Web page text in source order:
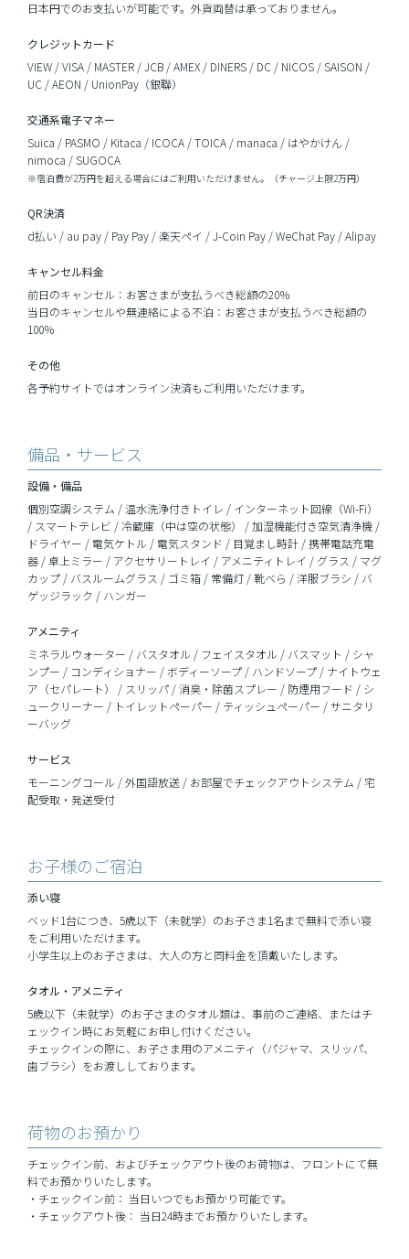
日本円でのお支払いが可能です。外貨両替は承っておりません。
クレジットカード
VIEW / VISA / MASTER / JCB / AMEX / DINERS / DC / NICOS / SAISON /
UC / AEON / UnionPay（銀聯）
交通系電子マネー
Suica / PASMO / Kitaca / ICOCA / TOICA / manaca / はやかけん /
nimoca / SUGOCA
※宿泊費が2万円を超える場合にはご利用いただけません。（チャージ上限2万円）
QR決済
d払い / au pay / Pay Pay / 楽天ペイ / J-Coin Pay / WeChat Pay / Alipay
キャンセル料金
前日のキャンセル：お客さまが支払うべき総額の20％
当日のキャンセルや無連絡による不泊：お客さまが支払うべき総額の
100％
その他
各予約サイトではオンライン決済もご利用いただけます。
備品・サービス
設備・備品
個別空調システム / 温水洗浄付きトイレ / インターネット回線（Wi-Fi）
/ スマートテレビ / 冷蔵庫（中は空の状態） / 加湿機能付き空気清浄機 /
ドライヤー / 電気ケトル / 電気スタンド / 目覚まし時計 / 携帯電話充電
器 / 卓上ミラー / アクセサリートレイ / アメニティトレイ / グラス / マグ
カップ / バスルームグラス / ゴミ箱 / 常備灯 / 靴べら / 洋服ブラシ / バ
ゲッジラック / ハンガー
アメニティ
ミネラルウォーター / バスタオル / フェイスタオル / バスマット / シャ
ンプー / コンディショナー / ボディーソープ / ハンドソープ / ナイトウェ
ア（セパレート） / スリッパ / 消臭・除菌スプレー / 防煙用フード / シ
ュークリーナー / トイレットペーパー / ティッシュペーパー / サニタリ
ーバッグ
サービス
モーニングコール / 外国語放送 / お部屋でチェックアウトシステム / 宅
配受取・発送受付
お子様のご宿泊
添い寝
ベッド1台につき、5歳以下（未就学）のお子さま1名まで無料で添い寝
をご利用いただけます。
小学生以上のお子さまは、大人の方と同料金を頂戴いたします。
タオル・ アメニティ
5歳以下（未就学）のお子さまのタオル類は、事前のご連絡、またはチ
ェックイン時にお気軽にお申し付けください。
チェックインの際に、お子さま用のアメニティ（パジャマ、スリッパ、
歯ブラシ）をお渡ししております。
荷物のお預かり
チェックイン前、およびチェックアウト後のお荷物は、フロントにて無
料でお預かりいたします。
・チェックイン前： 当日いつでもお預かり可能です。
・チェックアウト後： 当日24時までお預かりいたします。